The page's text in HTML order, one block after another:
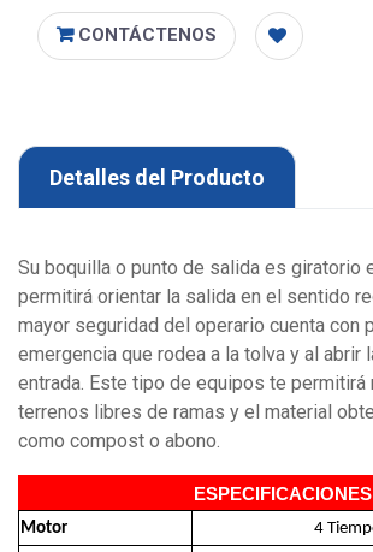
CONTÁCTENOS
Detalles del Producto
Su boquilla o punto de salida es giratorio
permitirá orientar la salida en el sentido
mayor seguridad del operario cuenta con
emergencia que rodea a la tolva y al abrir
entrada. Este tipo de equipos te permitirá
terrenos libres de ramas y el material
como compost o abono.
ESPECIFICACIONES
Motor
4